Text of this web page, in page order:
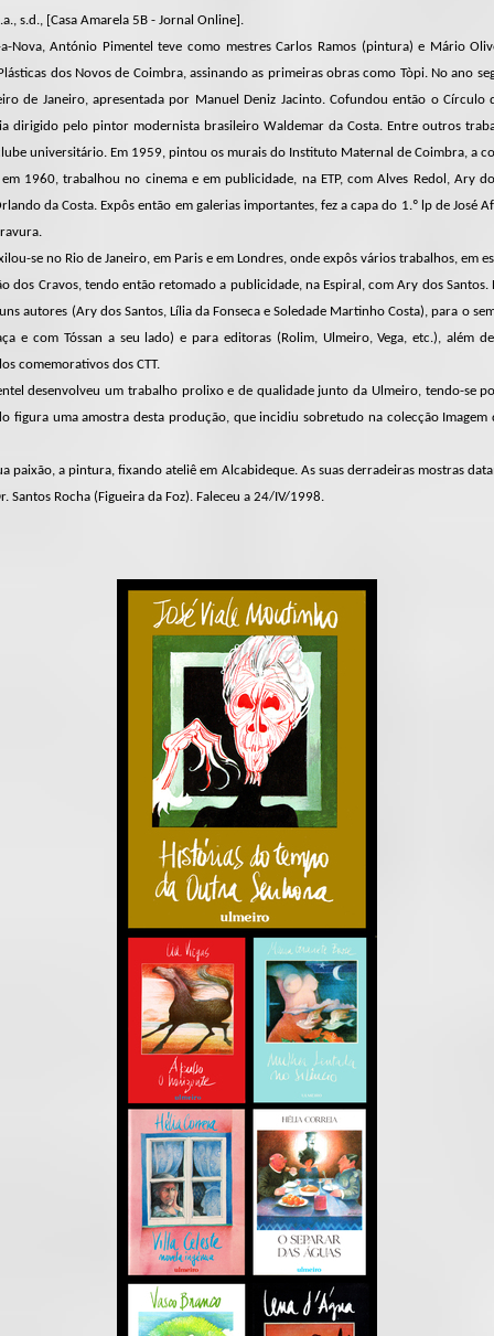
s.d., [Casa Amarela 5B - Jornal Online].
Nova, António Pimentel teve como mestres Carlos Ramos (pintura) e Mário
dos Novos de Coimbra, assinando as primeiras obras como Tòpi. No ano
de Janeiro, apresentada por Manuel Deniz Jacinto. Cofundou então o Círculo
dirigido pelo pintor modernista brasileiro Waldemar da Costa. Entre outros
universitário. Em 1959, pintou os murais do Instituto Maternal de Coimbra, a
1960, trabalhou no cinema e em publicidade, na ETP, com Alves Redol, Ary
da Costa. Expôs então em galerias importantes, fez a capa do 1.º lp de José
se no Rio de Janeiro, em Paris e em Londres, onde expôs vários trabalhos, em
dos Cravos, tendo então retomado a publicidade, na Espiral, com Ary dos
autores (Ary dos Santos, Lília da Fonseca e Soledade Martinho Costa), para o
e com Tóssan a seu lado) e para editoras (Rolim, Ulmeiro, Vega, etc.), além
comemorativos dos CTT.
desenvolveu um trabalho prolixo e de qualidade junto da Ulmeiro, tendo-se
figura uma amostra desta produção, que incidiu sobretudo na colecção
paixão, a pintura, fixando ateliê em Alcabideque. As suas derradeiras mostras
Santos Rocha (Figueira da Foz). Faleceu a 24/IV/1998.